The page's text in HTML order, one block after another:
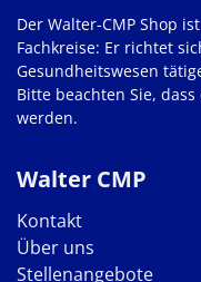
Walter CMP
Kontakt
Über uns
Stellenangebote
Der Walter-CMP Shop
Fachkreise: Er richtet
Gesundheitswesen
Bitte beachten Sie,
werden.